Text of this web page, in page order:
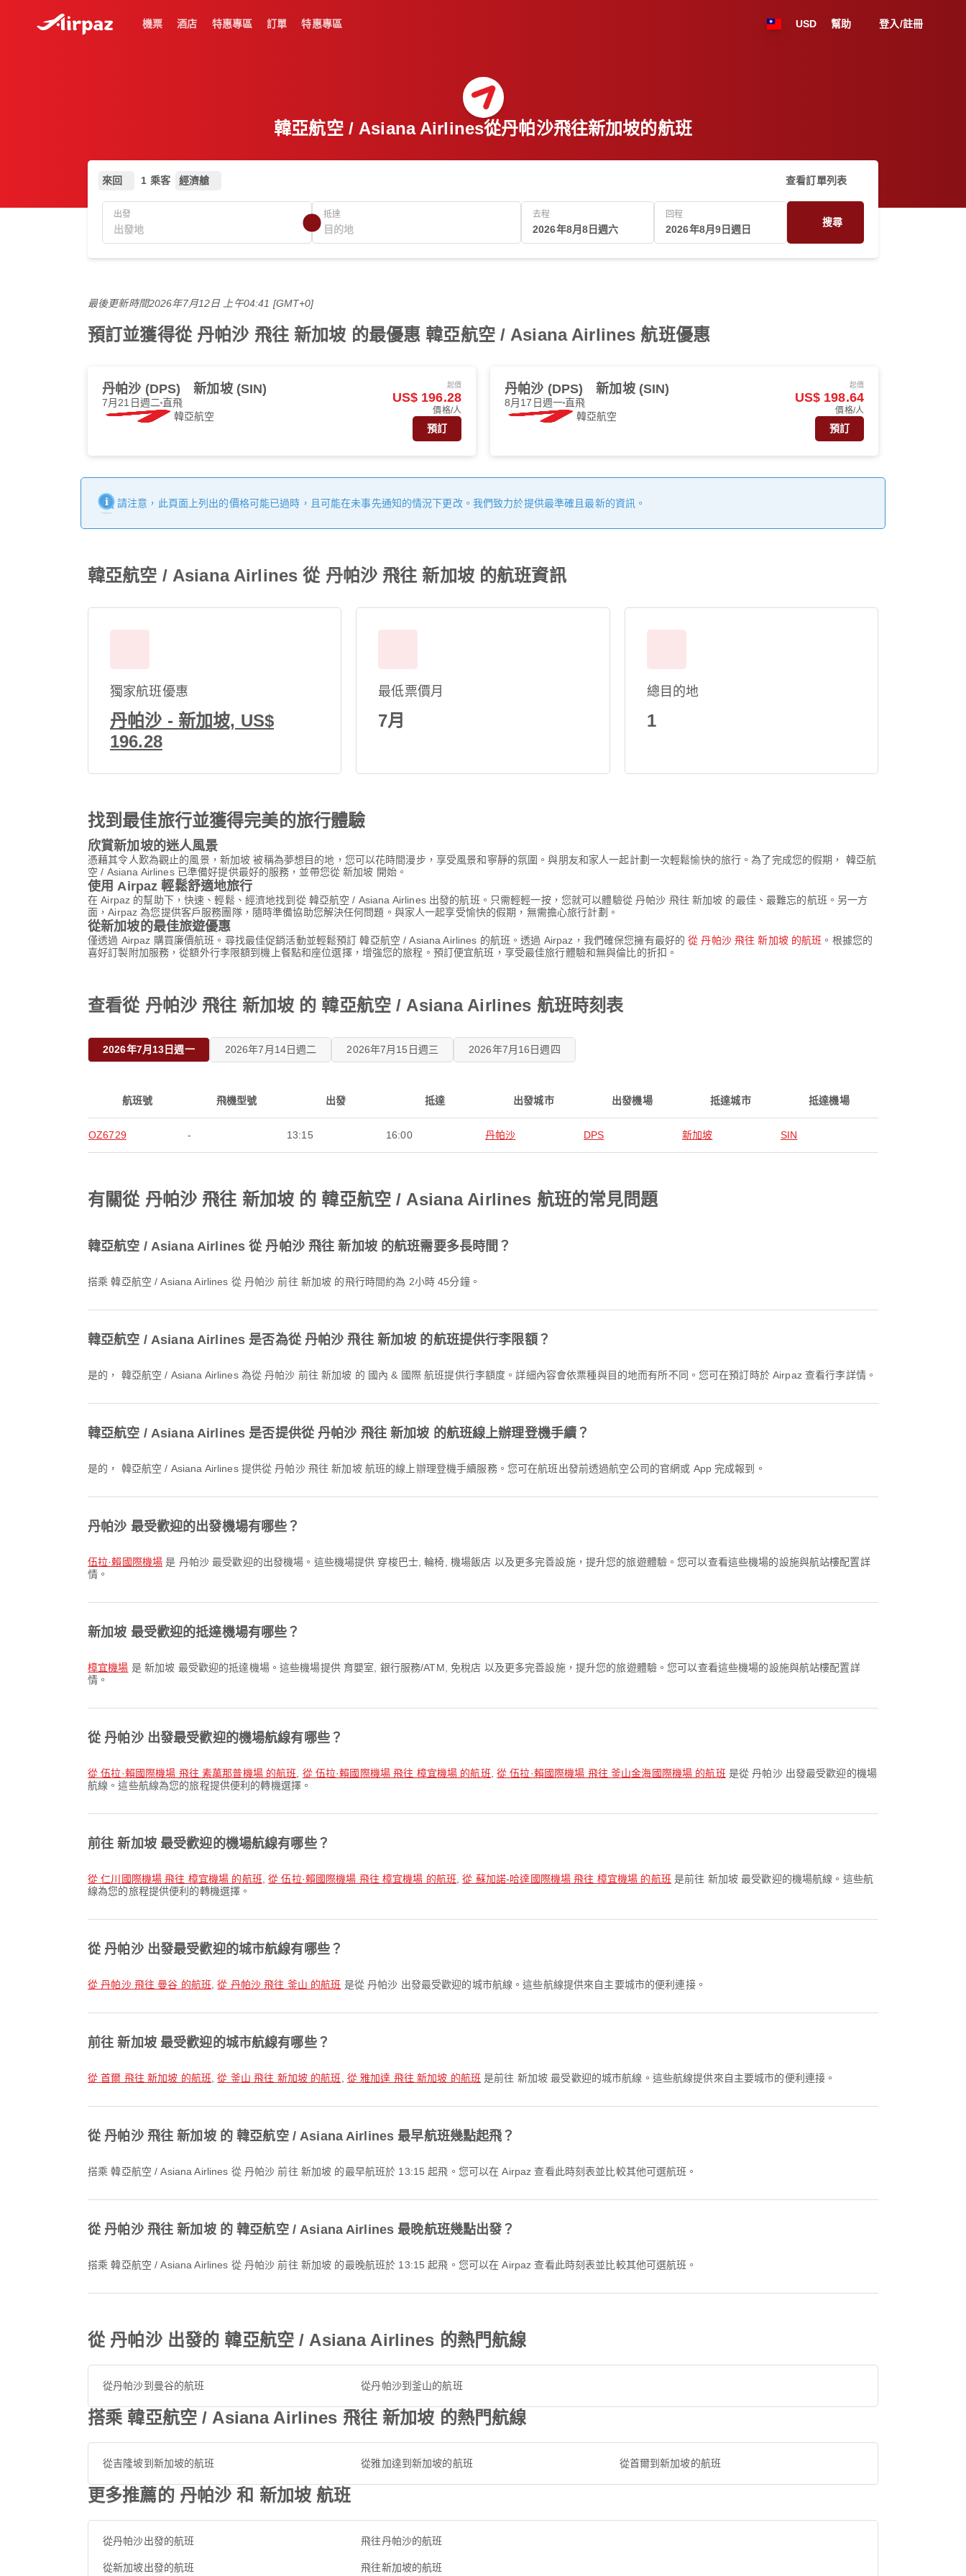
機票 酒店 特惠專區 訂單 特惠專區 USD 幫助 登入/註冊
韓亞航空 / Asiana Airlines從丹帕沙飛往新加坡的航班
來回 1 乘客 經濟艙 查看訂單列表
出發 抵達 去程
2026年8月8日週六
回程
2026年8月9日週日
搜尋
最後更新時間2026年7月12日 上午04:41 [GMT+0]
預訂並獲得從 丹帕沙 飛往 新加坡 的最優惠 韓亞航空 / Asiana Airlines 航班優惠
丹帕沙 (DPS) 新加坡 (SIN)
7月21日週二 直飛
韓亞航空
起價
US$ 196.28
價格/人
預訂
丹帕沙 (DPS) 新加坡 (SIN)
8月17日週一直飛
韓亞航空
起價
US$ 198.64
價格/人
預訂
請注意，此頁面上列出的價格可能已過時，且可能在未事先通知的情況下更改。我們致力於提供最準確且最新的資訊。
韓亞航空 / Asiana Airlines 從 丹帕沙 飛往 新加坡 的航班資訊
獨家航班優惠
丹帕沙 - 新加坡, US$
196.28
最低票價月
7月
總目的地
1
找到最佳旅行並獲得完美的旅行體驗
欣賞新加坡的迷人風景
憑藉其令人歎為觀止的風景，新加坡 被稱為夢想目的地，您可以花時間漫步，享受風景和寧靜的氛圍。與朋友和家人一起計劃一次輕鬆愉快的旅行。為了完成您的假期， 韓亞航
空 / Asiana Airlines 已準備好提供最好的服務，並帶您從 新加坡 開始。
使用 Airpaz 輕鬆舒適地旅行
在 Airpaz 的幫助下，快速、輕鬆、經濟地找到從 韓亞航空 / Asiana Airlines 出發的航班。只需輕輕一按，您就可以體驗從 丹帕沙 飛往 新加坡 的最佳、最難忘的航班。另一方
面，Airpaz 為您提供客戶服務團隊，隨時準備協助您解決任何問題。與家人一起享受愉快的假期，無需擔心旅行計劃。
從新加坡的最佳旅遊優惠
僅透過 Airpaz 購買廉價航班。尋找最佳促銷活動並輕鬆預訂 韓亞航空 / Asiana Airlines 的航班。透過 Airpaz，我們確保您擁有最好的從 丹帕沙 飛往 新加坡 的航班 。根據您的
喜好訂製附加服務，從額外行李限額到機上餐點和座位選擇，增強您的旅程。預訂便宜航班，享受最佳旅行體驗和無與倫比的折扣。
查看從 丹帕沙 飛往 新加坡 的 韓亞航空 / Asiana Airlines 航班時刻表
2026年7月13日週一 2026年7月14日週二 2026年7月15日週三 2026年7月16日週四
航班號 飛機型號 出發 抵達 出發城市 出發機場 抵達城市 抵達機場
OZ6729 - 13:15 16:00 丹帕沙 DPS 新加坡 SIN
有關從 丹帕沙 飛往 新加坡 的 韓亞航空 / Asiana Airlines 航班的常見問題
韓亞航空 / Asiana Airlines 從 丹帕沙 飛往 新加坡 的航班需要多長時間？
搭乘 韓亞航空 / Asiana Airlines 從 丹帕沙 前往 新加坡 的飛行時間約為 2小時 45分鐘。
韓亞航空 / Asiana Airlines 是否為從 丹帕沙 飛往 新加坡 的航班提供行李限額？
是的， 韓亞航空 / Asiana Airlines 為從 丹帕沙 前往 新加坡 的 國內 & 國際 航班提供行李額度。詳細內容會依票種與目的地而有所不同。您可在預訂時於 Airpaz 查看行李詳情。
韓亞航空 / Asiana Airlines 是否提供從 丹帕沙 飛往 新加坡 的航班線上辦理登機手續？
是的， 韓亞航空 / Asiana Airlines 提供從 丹帕沙 飛往 新加坡 航班的線上辦理登機手續服務。您可在航班出發前透過航空公司的官網或 App 完成報到。
丹帕沙 最受歡迎的出發機場有哪些？
伍拉·賴國際機場 是 丹帕沙 最受歡迎的出發機場。這些機場提供 穿梭巴士, 輪椅, 機場飯店 以及更多完善設施，提升您的旅遊體驗。您可以查看這些機場的設施與航站樓配置詳
情。
新加坡 最受歡迎的抵達機場有哪些？
樟宜機場 是 新加坡 最受歡迎的抵達機場。這些機場提供 育嬰室, 銀行服務/ATM, 免稅店 以及更多完善設施，提升您的旅遊體驗。您可以查看這些機場的設施與航站樓配置詳
情。
從 丹帕沙 出發最受歡迎的機場航線有哪些？
從 伍拉·賴國際機場 飛往 素萬那普機場 的航班 從 伍拉·賴國際機場 飛往 樟宜機場 的航班 ,從 伍拉·賴國際機場 飛往 釜山金海國際機場 的航班 是從 丹帕沙 出發最受歡迎的機場
航線。這些航線為您的旅程提供便利的轉機選擇。
前往 新加坡 最受歡迎的機場航線有哪些？
從 仁川國際機場 飛往 樟宜機場 的航班 ,從 伍拉·賴國際機場 飛往 樟宜機場 的航班 ,從 蘇加諾-哈達國際機場 飛往 樟宜機場 的航班 是前往 新加坡 最受歡迎的機場航線。這些航
線為您的旅程提供便利的轉機選擇。
從 丹帕沙 出發最受歡迎的城市航線有哪些？
從 丹帕沙 飛往 曼谷 的航班 ,從 丹帕沙 飛往 釜山 的航班 是從 丹帕沙 出發最受歡迎的城市航線。這些航線提供來自主要城市的便利連接。
前往 新加坡 最受歡迎的城市航線有哪些？
從 首爾 飛往 新加坡 的航班 ,從 釜山 飛往 新加坡 的航班 從 雅加達 飛往 新加坡 的航班 是前往 新加坡 最受歡迎的城市航線。這些航線提供來自主要城市的便利連接。
從 丹帕沙 飛往 新加坡 的 韓亞航空 / Asiana Airlines 最早航班幾點起飛？
搭乘 韓亞航空 / Asiana Airlines 從 丹帕沙 前往 新加坡 的最早航班於 13:15 起飛。您可以在 Airpaz 查看此時刻表並比較其他可選航班。
從 丹帕沙 飛往 新加坡 的 韓亞航空 / Asiana Airlines 最晚航班幾點出發？
搭乘 韓亞航空 / Asiana Airlines 從 丹帕沙 前往 新加坡 的最晚航班於 13:15 起飛。您可以在 Airpaz 查看此時刻表並比較其他可選航班。
從 丹帕沙 出發的 韓亞航空 / Asiana Airlines 的熱門航線
從丹帕沙到曼谷的航班 從丹帕沙到釜山的航班
搭乘 韓亞航空 / Asiana Airlines 飛往 新加坡 的熱門航線
從吉隆坡到新加坡的航班 從雅加達到新加坡的航班 從首爾到新加坡的航班
更多推薦的 丹帕沙 和 新加坡 航班
從丹帕沙出發的航班
從新加坡出發的航班
飛往丹帕沙的航班
飛往新加坡的航班